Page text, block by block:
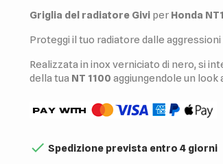
Griglia del radiatore Givi per Honda
Proteggi il tuo radiatore dalle
Realizzata in inox verniciato di nero, si
della tua NT 1100 aggiungendole un look
 Spedizione prevista entro 4 giorni